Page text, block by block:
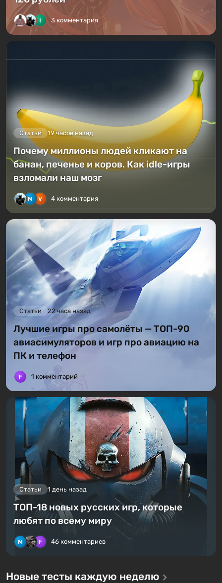
3 комментария
Статьи 19 часов назад
Почему миллионы людей кликают на
банан, печенье и коров. Как idle-игры
взломали наш мозг
4 комментария
Статьи 22 часа назад
Лучшие игры про самолёты — ТОП-90
авиасимуляторов и игр про авиацию на
ПК и телефон
1 комментарий
Статьи 1 день назад
ТОП-18 новых русских игр, которые
любят по всему миру
46 комментариев
Новые тесты каждую неделю